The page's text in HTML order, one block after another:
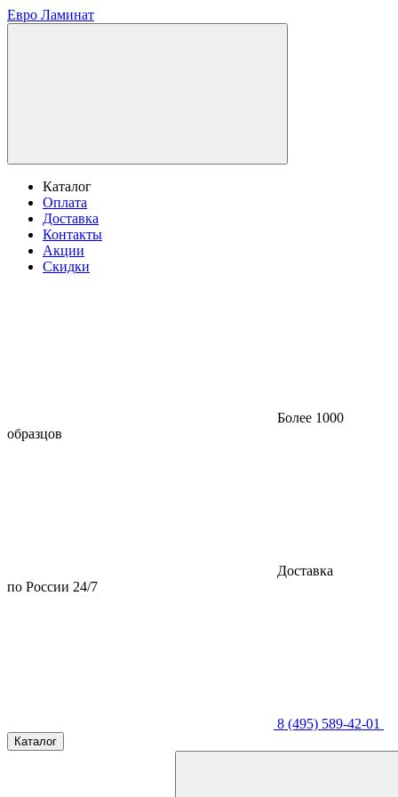
Евро Ламинат
Каталог
Оплата
Доставка
Контакты
Акции
Скидки
Более 1000
образцов
Доставка
по России 24/7
8 (495) 589-42-01
Каталог